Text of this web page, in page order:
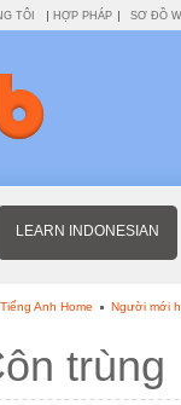
TÔI HỢP PHÁP SƠ ĐỒ
LEARN INDONESIAN
Anh Home Người mới
trùng